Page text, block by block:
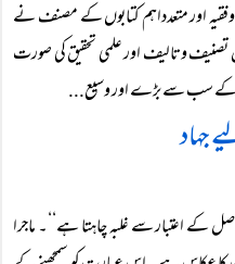
اور متعدداہم کتابوں کے مصنف نے
وتالیف اور علمی تحقیق کی صورت
کے سب سے بڑے اور وسیع...
جہاد
کے اعتبار سے غلبہ چاہتا ہے‘‘۔ ماجرا